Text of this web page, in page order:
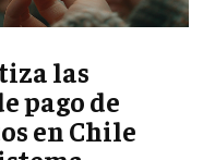
ORGANIZACIONAL
Y
SOCIAL
las
pago de
en Chile